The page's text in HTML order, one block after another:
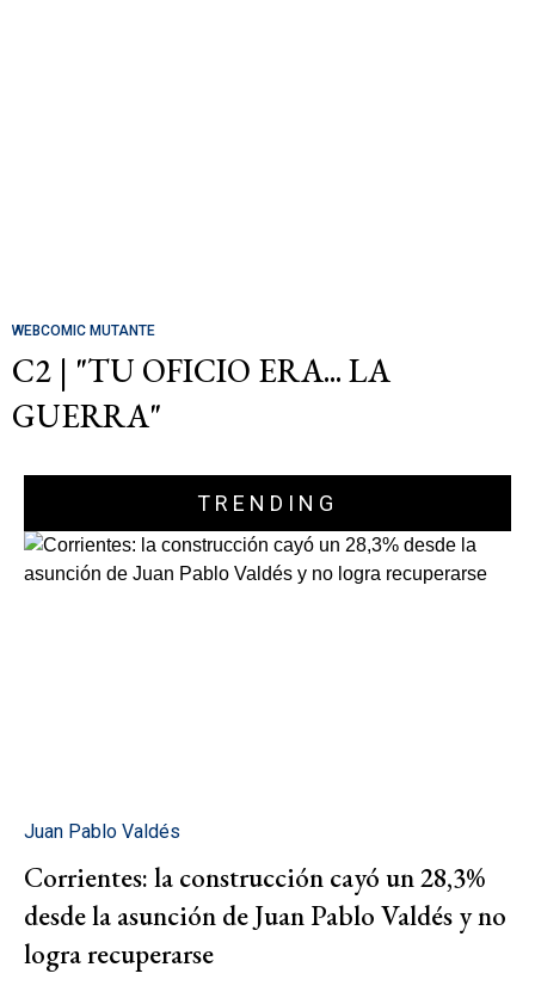
WEBCOMIC MUTANTE
C2 | "TU OFICIO ERA... LA
GUERRA"
TRENDING
Juan Pablo Valdés
Corrientes: la construcción cayó un 28,3%
desde la asunción de Juan Pablo Valdés y no
logra recuperarse